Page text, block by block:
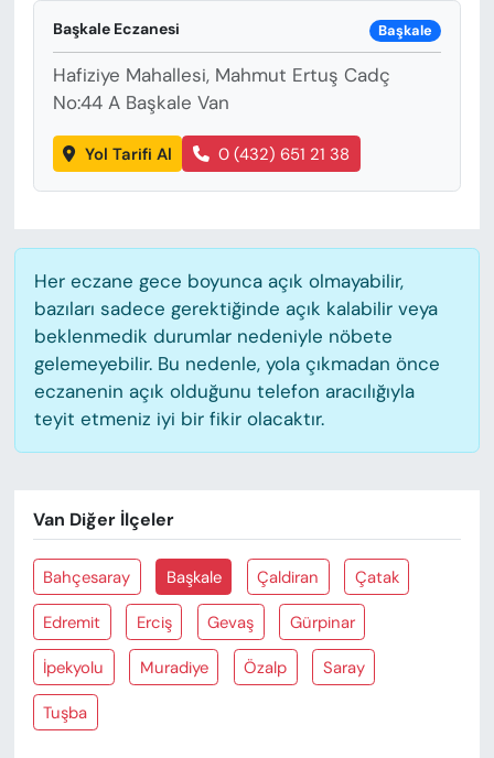
Başkale Eczanesi Başkale
Hafiziye Mahallesi, Mahmut Ertuş Cadç
No:44 A Başkale Van
Yol Tarifi Al 0 (432) 651 21 38
Her eczane gece boyunca açık olmayabilir,
bazıları sadece gerektiğinde açık kalabilir veya
beklenmedik durumlar nedeniyle nöbete
gelemeyebilir. Bu nedenle, yola çıkmadan önce
eczanenin açık olduğunu telefon aracılığıyla
teyit etmeniz iyi bir fikir olacaktır.
Van Diğer İlçeler
Bahçesaray Başkale Çaldiran Çatak
Edremit Erciş Gevaş Gürpinar
İpekyolu Muradiye Özalp Saray
Tuşba
SAĞLIK
ÖZEL HABER
YAZAR KÖŞESİ
SİYASET